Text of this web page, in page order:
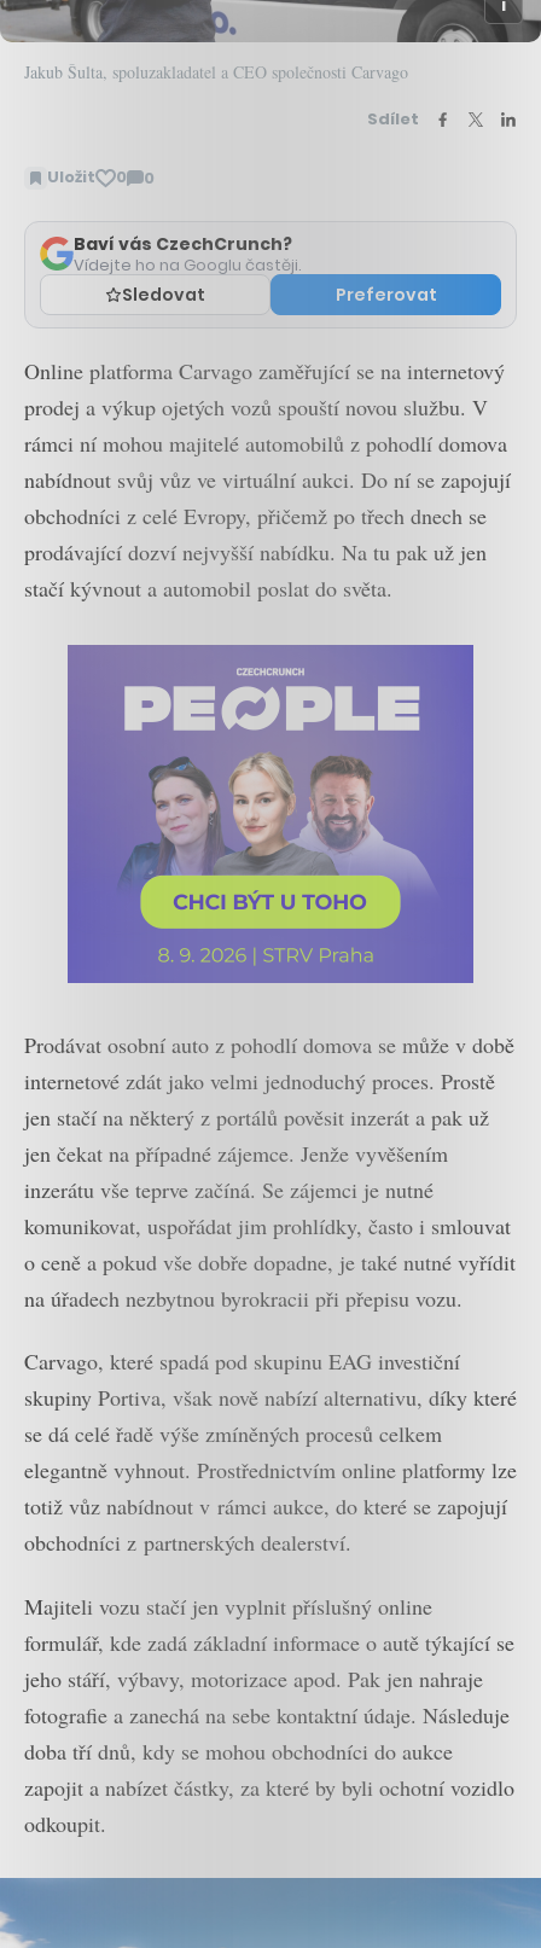
Jakub Šulta, spoluzakladatel a CEO společnosti Carvago
Sdílet
Uložit 0 0
Zobrazit
Baví vás CzechCrunch?
Vídejte ho na Googlu častěji.
Sledovat Preferovat
Online platforma Carvago zaměřující se na internetový
prodej a výkup ojetých vozů spouští novou službu. V
rámci ní mohou majitelé automobilů z pohodlí domova
nabídnout svůj vůz ve virtuální aukci. Do ní se zapojují
obchodníci z celé Evropy, přičemž po třech dnech se
prodávající dozví nejvyšší nabídku. Na tu pak už jen
stačí kývnout a automobil poslat do světa.
Prodávat osobní auto z pohodlí domova se může v době
internetové zdát jako velmi jednoduchý proces. Prostě
jen stačí na některý z portálů pověsit inzerát a pak už
jen čekat na případné zájemce. Jenže vyvěšením
inzerátu vše teprve začíná. Se zájemci je nutné
komunikovat, uspořádat jim prohlídky, často i smlouvat
o ceně a pokud vše dobře dopadne, je také nutné vyřídit
na úřadech nezbytnou byrokracii při přepisu vozu.
Carvago, které spadá pod skupinu EAG investiční
skupiny Portiva, však nově nabízí alternativu, díky které
se dá celé řadě výše zmíněných procesů celkem
elegantně vyhnout. Prostřednictvím online platformy lze
totiž vůz nabídnout v rámci aukce, do které se zapojují
obchodníci z partnerských dealerství.
Majiteli vozu stačí jen vyplnit příslušný online
formulář, kde zadá základní informace o autě týkající se
jeho stáří, výbavy, motorizace apod. Pak jen nahraje
fotografie a zanechá na sebe kontaktní údaje. Následuje
doba tří dnů, kdy se mohou obchodníci do aukce
zapojit a nabízet částky, za které by byli ochotní vozidlo
odkoupit.